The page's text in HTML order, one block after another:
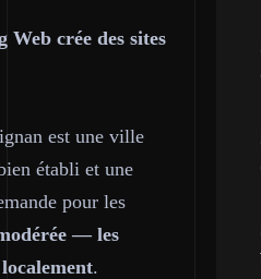
Web crée des sites
est une ville
établi et une
pour les
— les
.